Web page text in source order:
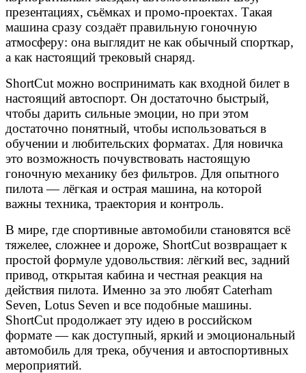
презентациях, съёмках и промо-проектах. Такая
машина сразу создаёт правильную гоночную
атмосферу: она выглядит не как обычный спорткар,
а как настоящий трековый снаряд.
ShortCut можно воспринимать как входной билет в
настоящий автоспорт. Он достаточно быстрый,
чтобы дарить сильные эмоции, но при этом
достаточно понятный, чтобы использоваться в
обучении и любительских форматах. Для новичка
это возможность почувствовать настоящую
гоночную механику без фильтров. Для опытного
пилота — лёгкая и острая машина, на которой
важны техника, траектория и контроль.
В мире, где спортивные автомобили становятся всё
тяжелее, сложнее и дороже, ShortCut возвращает к
простой формуле удовольствия: лёгкий вес, задний
привод, открытая кабина и честная реакция на
действия пилота. Именно за это любят Caterham
Seven, Lotus Seven и все подобные машины.
ShortCut продолжает эту идею в российском
формате — как доступный, яркий и эмоциональный
автомобиль для трека, обучения и автоспортивных
мероприятий.